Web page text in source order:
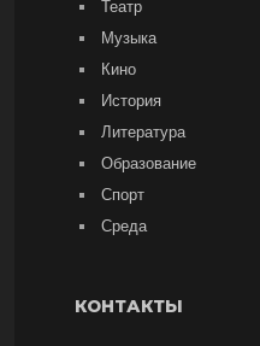
Театр
Музыка
Кино
История
Литература
Образование
Спорт
Среда
КОНТАКТЫ